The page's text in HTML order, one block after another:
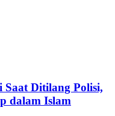
Saat Ditilang Polisi,
dalam Islam